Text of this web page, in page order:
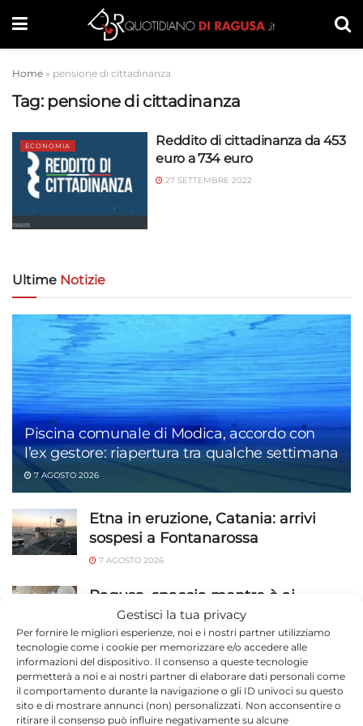
Gestisci la tua privacy
Per fornire le migliori esperienze, noi e i nostri partner utilizziamo
tecnologie come i cookie per memorizzare e/o accedere alle
informazioni del dispositivo. Il consenso a queste tecnologie
permetterà a noi e ai nostri partner di elaborare dati personali come
il comportamento durante la navigazione o gli ID univoci su questo
sito e di mostrare annunci (non) personalizzati. Non acconsentire o
ritirare il consenso può influire negativamente su alcune
Home » pensione di cittadinanza
Tag: pensione di cittadinanza
ECONOMIA
Reddito di cittadinanza da 453
euro a 734 euro
27 SETTEMBRE 2022
Ultime Notizie
Piscina comunale di Modica, accordo con
l’ex gestore: riapertura tra qualche settimana
7 AGOSTO 2026
Etna in eruzione, Catania: arrivi
sospesi a Fontanarossa
7 AGOSTO 2026
Ragusa, spaccia mentre è ai
domiciliari: cocaina trovata nel
bagno
7 AGOSTO 2026
Guardia Costiera di Pozzallo, oltre
1.200 controlli sul litorale ibleo: